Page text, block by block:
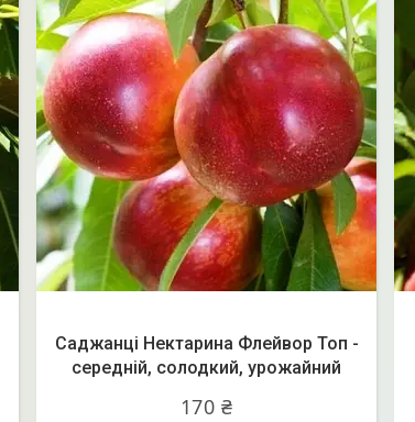
Саджанці Нектарина Флейвор Топ -
середній, солодкий, урожайний
170 ₴